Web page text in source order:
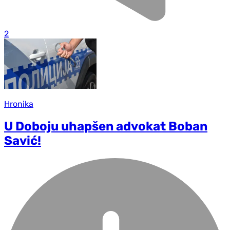
2
Hronika
U Doboju uhapšen advokat Boban
Savić!